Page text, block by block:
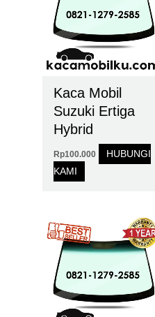
Kaca Mobil
Suzuki Ertiga
Hybrid
Rp100.000
HUBUNGI
KAMI